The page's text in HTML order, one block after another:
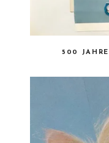
500